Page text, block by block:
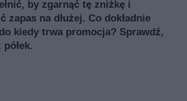
by zgarnąć tę zniżkę i
zapas na dłużej. Co dokładnie
kiedy trwa promocja? Sprawdź,